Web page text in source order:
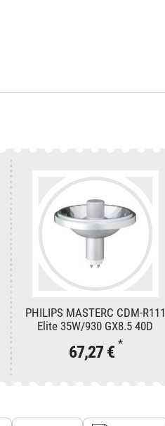
PHILIPS MASTERC CDM-R111
Elite 35W/930 GX8.5 40D
67,27 € *